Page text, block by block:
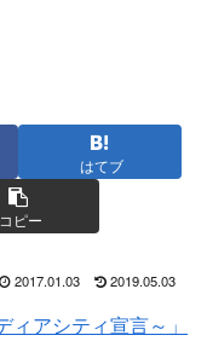
はてブ
コピー
2017.01.03 2019.05.03